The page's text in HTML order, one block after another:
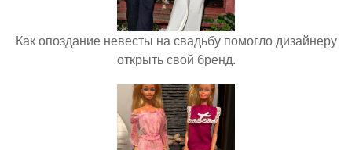
Как опоздание невесты на свадьбу помогло дизайнеру
открыть свой бренд.